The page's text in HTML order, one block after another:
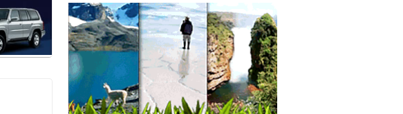
Centros de Estética Corporal
Cosmetología
Fisioterapia Integral
Fisioterapia
Kinesiología
Masajes Terapéuticos
Maderoterapia